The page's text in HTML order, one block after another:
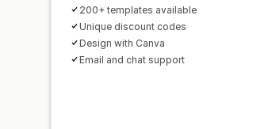
200+ templates available
Unique discount codes
Design with Canva
Email and chat support